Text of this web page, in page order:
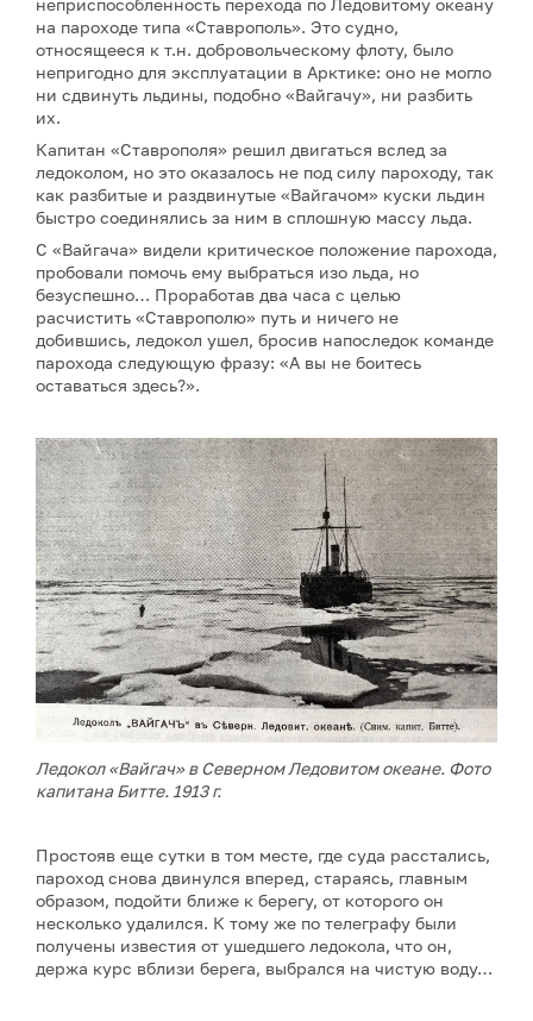
на пароходе типа «Ставрополь». Это судно,
относящееся к т.н. добровольческому флоту, было
непригодно для эксплуатации в Арктике: оно не могло
ни сдвинуть льдины, подобно «Вайгачу», ни разбить
их.
Капитан «Ставрополя» решил двигаться вслед за
ледоколом, но это оказалось не под силу пароходу, так
как разбитые и раздвинутые «Вайгачом» куски льдин
быстро соединялись за ним в сплошную массу льда.
С «Вайгача» видели критическое положение парохода,
пробовали помочь ему выбраться изо льда, но
безуспешно… Проработав два часа с целью
расчистить «Ставрополю» путь и ничего не
добившись, ледокол ушел, бросив напоследок команде
парохода следующую фразу: «А вы не боитесь
оставаться здесь?».
Ледокол «Вайгач» в Северном Ледовитом океане. Фото
капитана Битте. 1913 г.
Простояв еще сутки в том месте, где суда расстались,
пароход снова двинулся вперед, стараясь, главным
образом, подойти ближе к берегу, от которого он
несколько удалился. К тому же по телеграфу были
получены известия от ушедшего ледокола, что он,
держа курс вблизи берега, выбрался на чистую воду…